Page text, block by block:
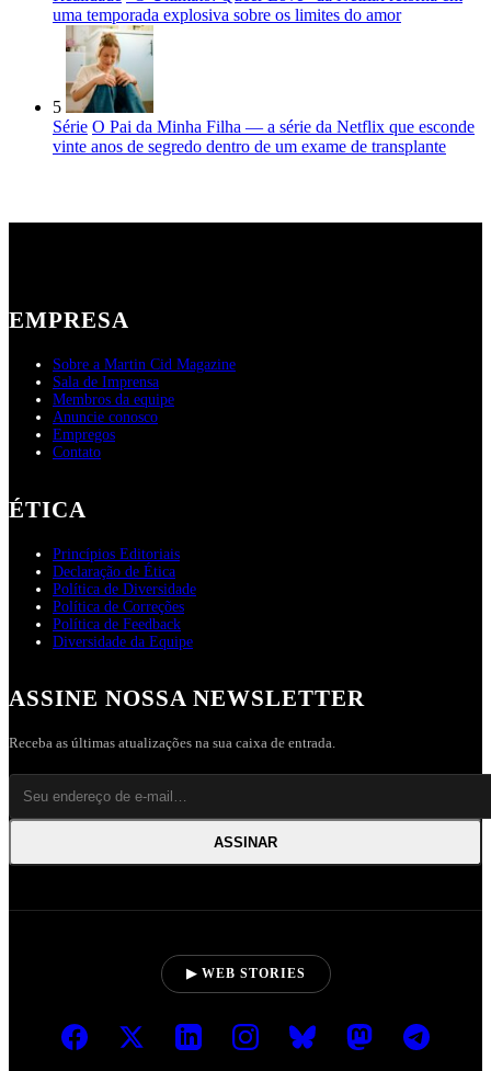
uma temporada explosiva sobre os limites do amor
5
Série O Pai da Minha Filha — a série da Netflix que esconde
vinte anos de segredo dentro de um exame de transplante
EMPRESA
Sobre a Martin Cid Magazine
Sala de Imprensa
Membros da equipe
Anuncie conosco
Empregos
Contato
ÉTICA
Princípios Editoriais
Declaração de Ética
Política de Diversidade
Política de Correções
Política de Feedback
Diversidade da Equipe
ASSINE NOSSA NEWSLETTER
Receba as últimas atualizações na sua caixa de entrada.
ASSINAR
▶ WEB STORIES